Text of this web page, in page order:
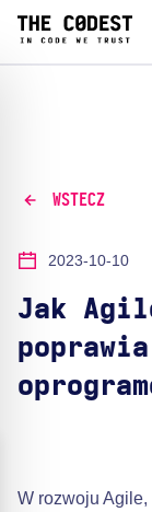
WSTECZ
2023-10-10
Jak
W rozwoju